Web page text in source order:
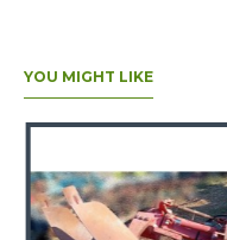
YOU MIGHT LIKE